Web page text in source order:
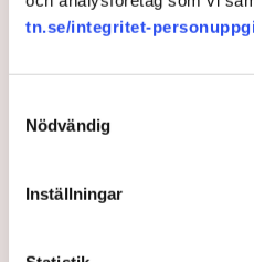
tn.se/integritet-
Nödvändig
Inställningar
aktionerna.
agerande på plats.
40 personer misstänks
Polisen använder
för att dokumentera bevis.
Samtidigt är polisarbetet
Polisen, som befinner sig
agera tillräckligt då